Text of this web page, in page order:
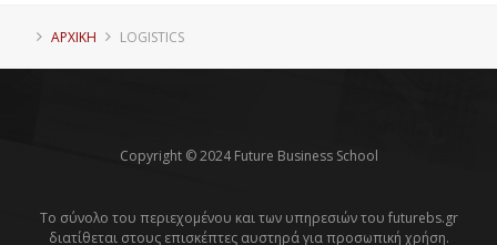
ΑΡΧΙΚΗ LOGISTICS
Copyright © 2024 Future Business School
Το σύνολο του περιεχομένου και των υπηρεσιών του futurebs.gr
διατίθεται στους επισκέπτες αυστηρά για προσωπική χρήση.